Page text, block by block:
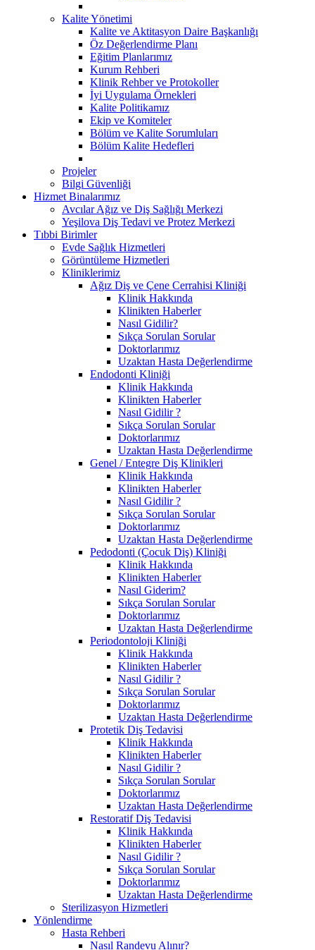
Kalite Yönetimi
Kalite ve Aktitasyon Daire Başkanlığı
Öz Değerlendirme Planı
Eğitim Planlarımız
Kurum Rehberi
Klinik Rehber ve Protokoller
İyi Uygulama Örnekleri
Kalite Politikamız
Ekip ve Komiteler
Bölüm ve Kalite Sorumluları
Bölüm Kalite Hedefleri
Projeler
Bilgi Güvenliği
Hizmet Binalarımız
Avcılar Ağız ve Diş Sağlığı Merkezi
Yeşilova Diş Tedavi ve Protez Merkezi
Tıbbi Birimler
Evde Sağlık Hizmetleri
Görüntüleme Hizmetleri
Kliniklerimiz
Ağız Diş ve Çene Cerrahisi Kliniği
Klinik Hakkında
Klinikten Haberler
Nasıl Gidilir?
Sıkça Sorulan Sorular
Doktorlarımız
Uzaktan Hasta Değerlendirme
Endodonti Kliniği
Klinik Hakkında
Klinikten Haberler
Nasıl Gidilir ?
Sıkça Sorulan Sorular
Doktorlarımız
Uzaktan Hasta Değerlendirme
Genel / Entegre Diş Klinikleri
Klinik Hakkında
Klinikten Haberler
Nasıl Gidilir ?
Sıkça Sorulan Sorular
Doktorlarımız
Uzaktan Hasta Değerlendirme
Pedodonti (Çocuk Diş) Kliniği
Klinik Hakkında
Klinikten Haberler
Nasıl Giderim?
Sıkça Sorulan Sorular
Doktorlarımız
Uzaktan Hasta Değerlendirme
Periodontoloji Kliniği
Klinik Hakkında
Klinikten Haberler
Nasıl Gidilir ?
Sıkça Sorulan Sorular
Doktorlarımız
Uzaktan Hasta Değerlendirme
Protetik Diş Tedavisi
Klinik Hakkında
Klinikten Haberler
Nasıl Gidilir ?
Sıkça Sorulan Sorular
Doktorlarımız
Uzaktan Hasta Değerlendirme
Restoratif Diş Tedavisi
Klinik Hakkında
Klinikten Haberler
Nasıl Gidilir ?
Sıkça Sorulan Sorular
Doktorlarımız
Uzaktan Hasta Değerlendirme
Sterilizasyon Hizmetleri
Yönlendirme
Hasta Rehberi
Nasıl Randevu Alınır?